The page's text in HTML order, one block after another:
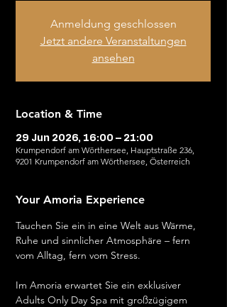
Anmeldung geschlossen
Jetzt andere Veranstaltungen
ansehen
Location & Time
29 Jun 2026, 16:00 – 21:00
Krumpendorf am Wörthersee, Hauptstraße 236,
9201 Krumpendorf am Wörthersee, Österreich
Your Amoria Experience
Tauchen Sie ein in eine Welt aus Wärme,
Ruhe und sinnlicher Atmosphäre – fern
vom Alltag, fern vom Stress.
Im Amoria erwartet Sie ein exklusiver
Adults Only Day Spa mit großzügigem